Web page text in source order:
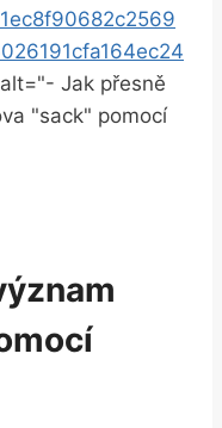
Jak přesně
"sack" pomocí